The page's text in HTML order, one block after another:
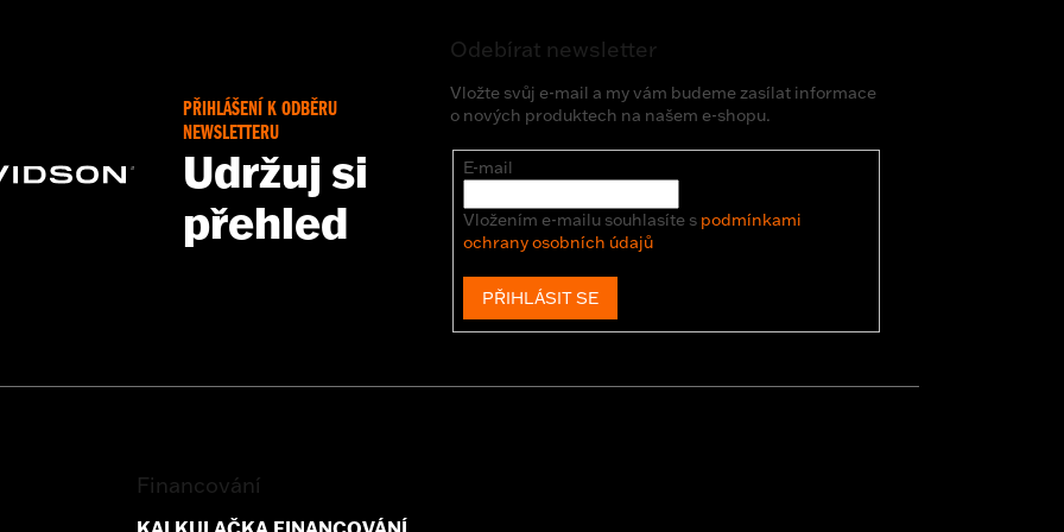
PŘIHLÁŠENÍ K ODBĚRU
NEWSLETTERU
Udržuj si
přehled
Odebírat newsletter
Vložte svůj e-mail a my vám budeme zasílat informace
o nových produktech na našem e-shopu.
E-mail
Vložením e-mailu souhlasíte s podmínkami
ochrany osobních údajů
PŘIHLÁSIT SE
Financování